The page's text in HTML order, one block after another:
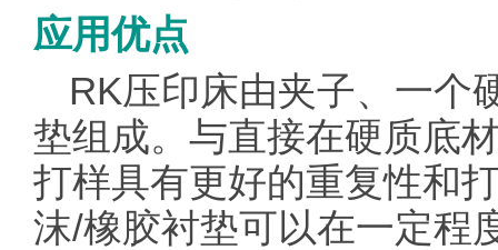
应用优点
RK压印床由夹子、一个
垫组成。与直接在硬质底
打样具有更好的重复性和
沫/橡胶衬垫可以在一定程